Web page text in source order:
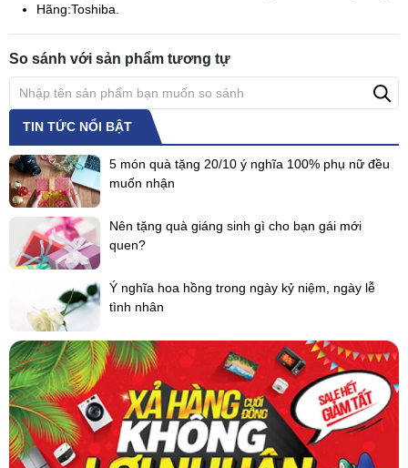
Hãng:Toshiba.
So sánh với sản phẩm tương tự
TIN TỨC NỔI BẬT
5 món quà tặng 20/10 ý nghĩa 100% phụ nữ đều
muốn nhận
Nên tặng quà giáng sinh gì cho bạn gái mới
quen?
Ý nghĩa hoa hồng trong ngày kỷ niệm, ngày lễ
tình nhân